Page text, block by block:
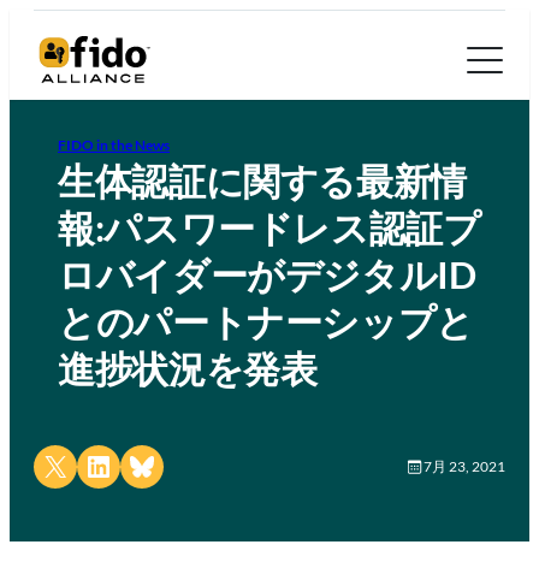
FIDO in the News
生体認証に関する最新情
報:パスワードレス認証プ
ロバイダーがデジタルID
とのパートナーシップと
進捗状況を発表
Share on X Share on LinkedIn
Share on Bluesky 7月 23, 2021